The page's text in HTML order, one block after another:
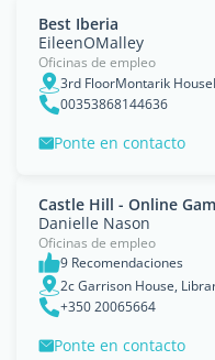
Best Iberia
EileenOMalley
Oficinas de empleo
3rd FloorMontarik
00353868144636
Ponte en contacto
Castle Hill - Online
Danielle Nason
Oficinas de empleo
9 Recomendaciones
2c Garrison House,
+350 20065664
Ponte en contacto